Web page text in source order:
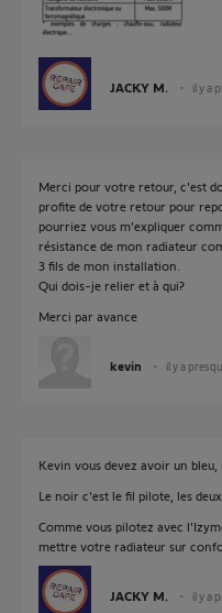
JACKY M. il y a
Merci pour votre retour, c'est
profite de votre retour pour
pourriez vous m'expliquer
résistance de mon radiateur
3 fils de mon installation.
Qui dois-je relier et à qui?
Merci par avance
kevin il y a
Kevin vous devez avoir un
Le noir c'est le fil pilote, les
Comme vous pilotez avec
mettre votre radiateur sur
JACKY M. il y a